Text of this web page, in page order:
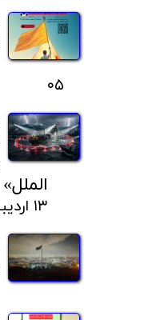
۰۵
الملل»
۱۳ اردیبهشت ۰۵